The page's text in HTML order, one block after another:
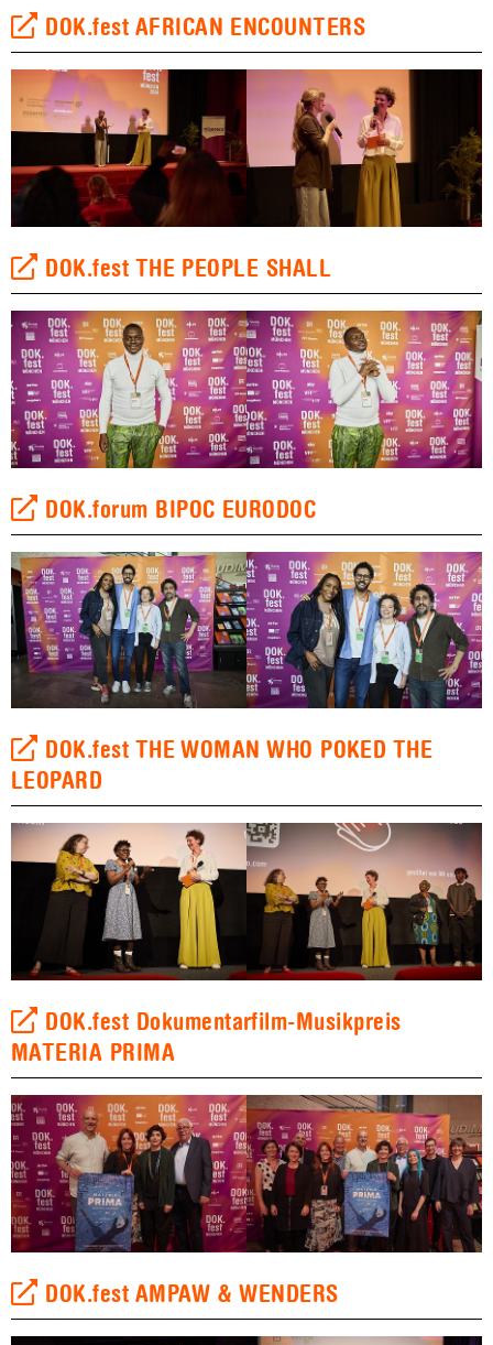
DOK.fest AFRICAN ENCOUNTERS
DOK.fest THE PEOPLE SHALL
DOK.forum BIPOC EURODOC
DOK.fest THE WOMAN WHO POKED THE
LEOPARD
DOK.fest Dokumentarfilm-Musikpreis
MATERIA PRIMA
DOK.fest AMPAW & WENDERS